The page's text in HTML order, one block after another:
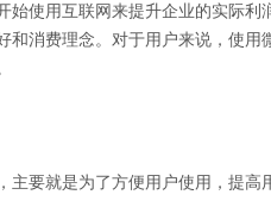
始使用互联网来提升企业的实际
和消费理念。对于用户来说，使
要就是为了方便用户使用，提高